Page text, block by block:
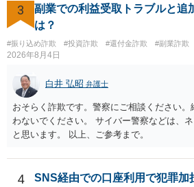
かのアドバイスを受けられることをお勧め
れば、弁護士へ依頼して警告してもらうこ
せん。
3
副業での利益受取トラブルと追
は？
#振り込め詐欺 #投資詐欺 #還付金詐欺 #副業詐欺
2026年8月4日
白井 弘昭 弁護士
おそらく詐欺です。警察にご相談ください
わないでください。 サイバー警察などは、
と思います。 以上、ご参考まで。
4
SNS経由での口座利用で犯罪加